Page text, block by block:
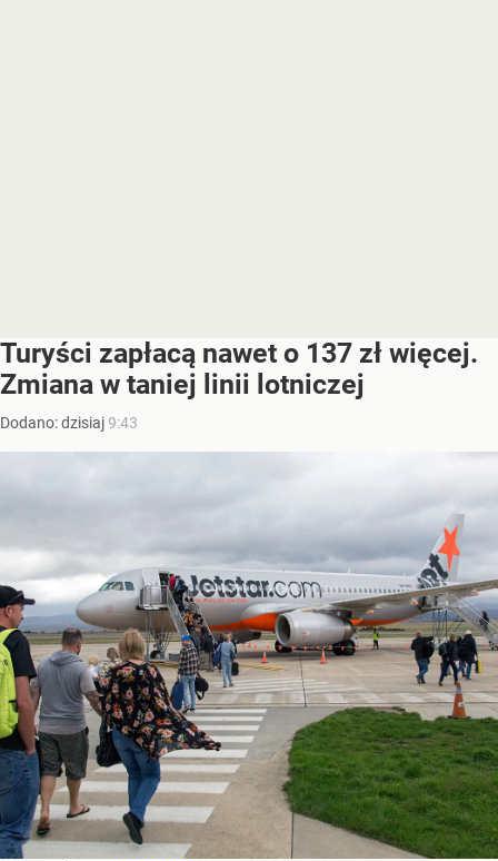
Turyści zapłacą nawet o 137 zł więcej.
Zmiana w taniej linii lotniczej
Dodano:dzisiaj9:43